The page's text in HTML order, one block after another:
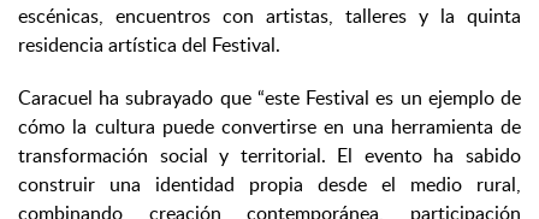
escénicas, encuentros con artistas, talleres y la quinta
residencia artística del Festival.
Caracuel ha subrayado que “este Festival es un ejemplo de
cómo la cultura puede convertirse en una herramienta de
transformación social y territorial. El evento ha sabido
construir una identidad propia desde el medio rural,
combinando creación contemporánea, participación